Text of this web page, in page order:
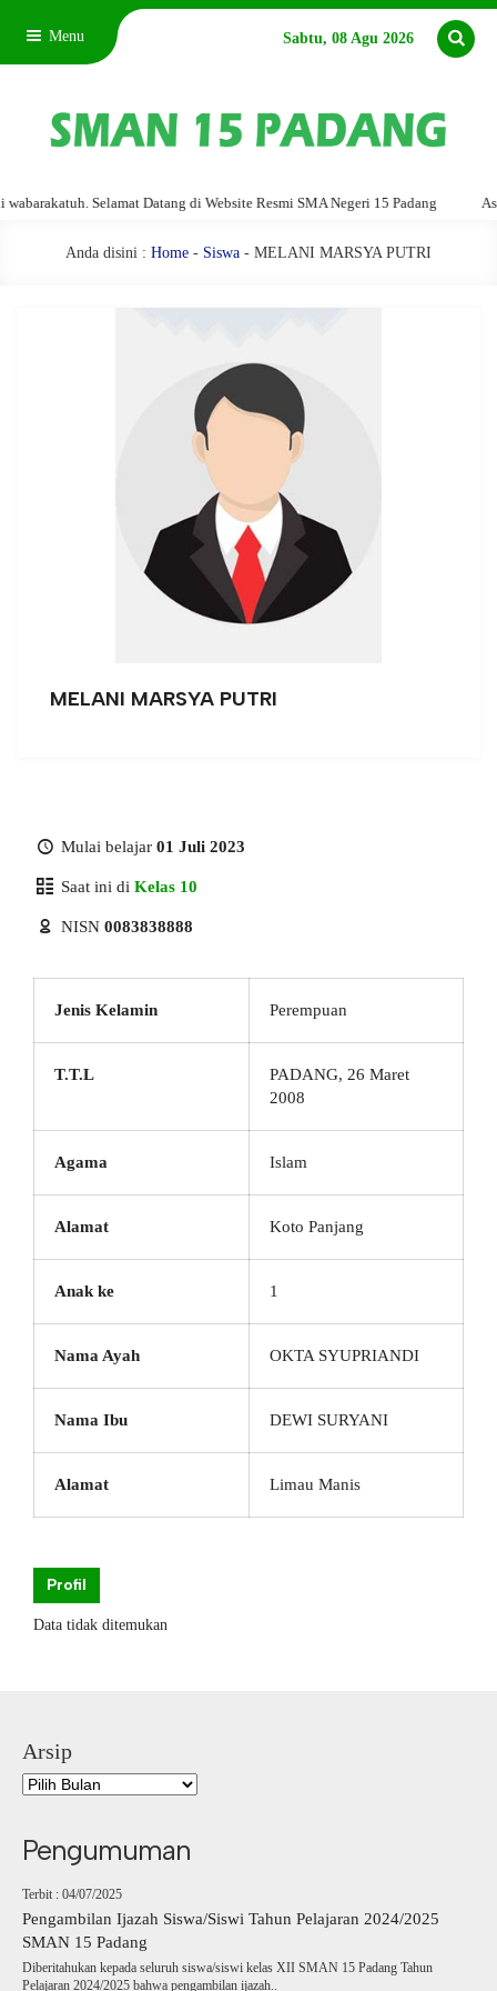
Menu Sabtu, 08 Agu 2026
Selamat Datang di Website Resmi SMA Negeri 15 Padang
Anda disini : Home - Siswa - MELANI MARSYA PUTRI
MELANI MARSYA PUTRI
Mulai belajar 01 Juli 2023
Saat ini di Kelas 10
NISN 0083838888
Jenis Kelamin Perempuan
T.T.L
PADANG, 26 Maret
2008
Agama Islam
Alamat Koto Panjang
Anak ke 1
Nama Ayah OKTA SYUPRIANDI
Nama Ibu DEWI SURYANI
Alamat Limau Manis
Profil
Data tidak ditemukan
Arsip
Pengumuman
Terbit : 04/07/2025
Pengambilan Ijazah Siswa/Siswi Tahun Pelajaran 2024/2025
SMAN 15 Padang
Diberitahukan kepada seluruh siswa/siswi kelas XII SMAN 15 Padang Tahun
Pelajaran 2024/2025 bahwa pengambilan ijazah..